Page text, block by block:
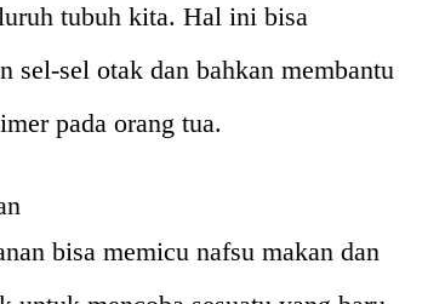
tubuh kita. Hal ini bisa
sel-sel otak dan bahkan membantu
pada orang tua.
bisa memicu nafsu makan dan